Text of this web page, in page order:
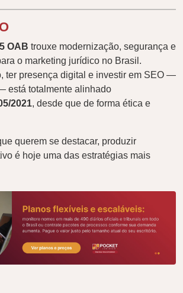
OAB trouxe modernização, segurança e
o marketing jurídico no Brasil.
ter presença digital e investir em SEO —
está totalmente alinhado
2021, desde que de forma ética e
querem se destacar, produzir
é hoje uma das estratégias mais